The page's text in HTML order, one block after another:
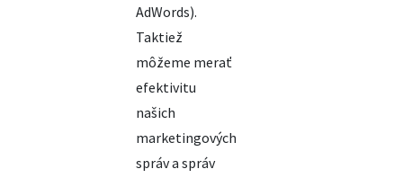
AdWords).
Taktiež
môžeme merať
efektivitu
našich
marketingových
správ a správ